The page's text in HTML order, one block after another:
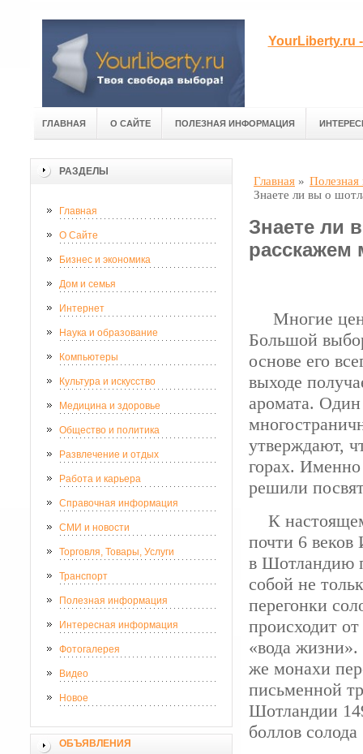
YourLiberty.ru
ГЛАВНАЯ О САЙТЕ ПОЛЕЗНАЯ ИНФОРМАЦИЯ
РАЗДЕЛЫ
Главная
О Сайте
Бизнес и экономика
Дом и семья
Интернет
Наука и образование
Компьютеры
Культура и искусство
Медицина и здоровье
Общество и политика
Развлечение и отдых
Работа и карьера
Справочная информация
СМИ и новости
Торговля, Товары, Услуги
Транспорт
Полезная информация
Интересная информация
Фотогалерея
Видео
Новое
ОБЪЯВЛЕНИЯ
Главная »
Знаете ли вы о
Знаете ли
расскажем
Многие
Большой
основе его
выходе
аромата.
утверждают,
горах.
решили
К
почти 6 веков
в Шотландию
собой не
перегонки
происходит
«вода
же монахи
письменной
Шотландии
боллов